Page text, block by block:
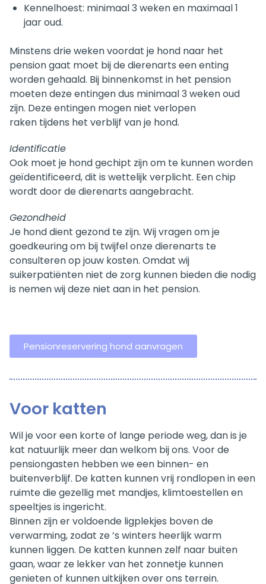
Kennelhoest: minimaal 3 weken en maximaal 1
jaar oud.
Minstens drie weken voordat je hond naar het
pension gaat moet bij de dierenarts een enting
worden gehaald. Bij binnenkomst in het pension
moeten deze entingen dus minimaal 3 weken oud
zijn. Deze entingen mogen niet verlopen
raken tijdens het verblijf van je hond.
Identificatie
Ook moet je hond gechipt zijn om te kunnen worden
geïdentificeerd, dit is wettelijk verplicht. Een chip
wordt door de dierenarts aangebracht.
Gezondheid
Je hond dient gezond te zijn. Wij vragen om je
goedkeuring om bij twijfel onze dierenarts te
consulteren op jouw kosten. Omdat wij
suikerpatiënten niet de zorg kunnen bieden die nodig
is nemen wij deze niet aan in het pension.
Pensionreservering hond aanvragen
Voor katten
Wil je voor een korte of lange periode weg, dan is je
kat natuurlijk meer dan welkom bij ons. Voor de
pensiongasten hebben we een binnen- en
buitenverblijf. De katten kunnen vrij rondlopen in een
ruimte die gezellig met mandjes, klimtoestellen en
speeltjes is ingericht.
Binnen zijn er voldoende ligplekjes boven de
verwarming, zodat ze ’s winters heerlijk warm
kunnen liggen. De katten kunnen zelf naar buiten
gaan, waar ze lekker van het zonnetje kunnen
genieten of kunnen uitkijken over ons terrein.